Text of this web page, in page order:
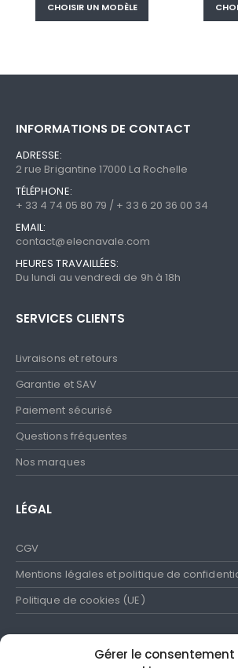
Gérer le consentement
CHOISIR UN MODÈLE
INFORMATIONS DE CONTACT
ADRESSE:
2 rue Brigantine 17000 La Rochelle
TÉLÉPHONE:
+ 33 4 74 05 80 79 / + 33 6 20 36 00 34
EMAIL:
contact@elecnavale.com
HEURES TRAVAILLÉES:
Du lundi au vendredi de 9h à 18h
SERVICES CLIENTS
Livraisons et retours
Garantie et SAV
Paiement sécurisé
Questions fréquentes
Nos marques
LÉGAL
CGV
Mentions légales et politique de
Politique de cookies (UE)